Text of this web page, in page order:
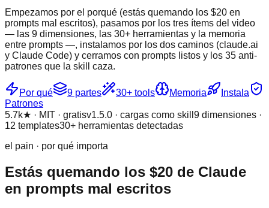
Empezamos por el porqué (estás quemando los $20 en
prompts mal escritos), pasamos por los tres ítems del video
— las 9 dimensiones, las 30+ herramientas y la memoria
entre prompts —, instalamos por los dos caminos (claude.ai
y Claude Code) y cerramos con prompts listos y los 35 anti-
patrones que la skill caza.
Por qué 9 partes 30+ tools Memoria
Instala
Patrones
5.7k★ · MIT · gratisv1.5.0 · cargas como skill 9 dimensiones ·
12 templates30+ herramientas detectadas
el pain · por qué importa
Estás quemando los $20 de Claude
en prompts mal escritos